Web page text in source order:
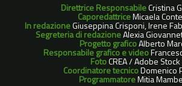
Direttrice ResponsabileCristina
CaporedattriceMicaela
In redazioneGiuseppina Crisponi, Irene
Segreteria di redazioneAlexia
Progetto graficoAlberto
Responsabile grafico e video
FotoCREA / Adobe Stock
Coordinatore tecnicoDomenico
ProgrammatoreMitia